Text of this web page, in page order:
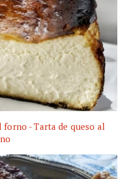
forno - Tarta de queso al